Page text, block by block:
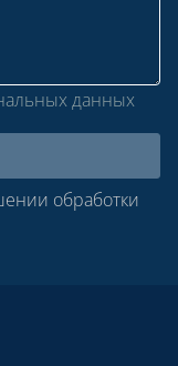
данных
обработки